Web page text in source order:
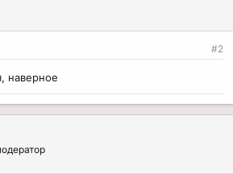
#2
наверное